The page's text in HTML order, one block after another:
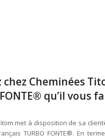
chez Cheminées
qu’il vous
met à disposition de sa
TURBO FONTE®. En